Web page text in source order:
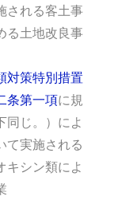
される客土事
る土地改良事
対策特別措置
条第一項に規
同じ。）によ
て実施される
キシン類によ